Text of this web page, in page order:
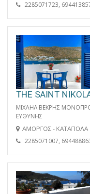
2285071723,
THE SAINT
ΜΙΧΑΗΛ ΒΕΚΡΗΣ
ΕΥΘΥΝΗΣ
ΑΜΟΡΓΟΣ - ΚΑΤΑΠΟΛΑ
2285071007,